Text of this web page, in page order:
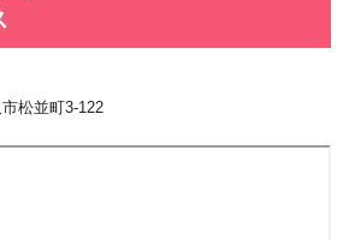
松並町3-122